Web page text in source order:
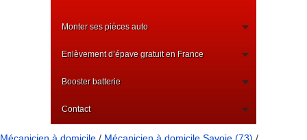
Monter ses pièces auto
Enlèvement d’épave gratuit en France
Booster batterie
Contact